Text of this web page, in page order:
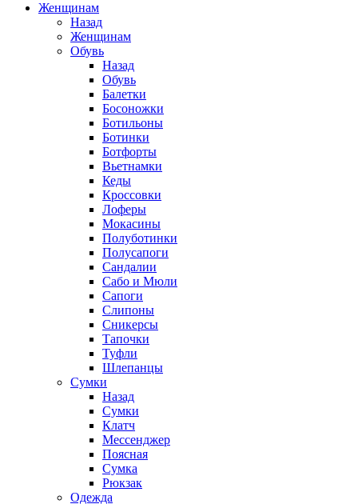
Женщинам
Назад
Женщинам
Обувь
Назад
Обувь
Балетки
Босоножки
Ботильоны
Ботинки
Ботфорты
Вьетнамки
Кеды
Кроссовки
Лоферы
Мокасины
Полуботинки
Полусапоги
Сандалии
Сабо и Мюли
Сапоги
Слипоны
Сникерсы
Тапочки
Туфли
Шлепанцы
Cумки
Назад
Cумки
Клатч
Мессенджер
Поясная
Сумка
Рюкзак
Одежда